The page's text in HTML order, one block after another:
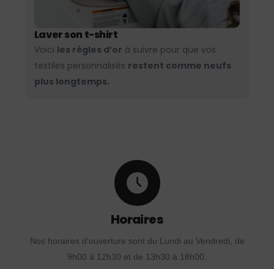
Laver son t-shirt
Voici les règles d’or à suivre pour que vos
textiles personnalisés restent comme neufs
plus longtemps.
Horaires
Nos horaires d'ouverture sont du Lundi au Vendredi, de
9h00 à 12h30 et de 13h30 à 18h00.